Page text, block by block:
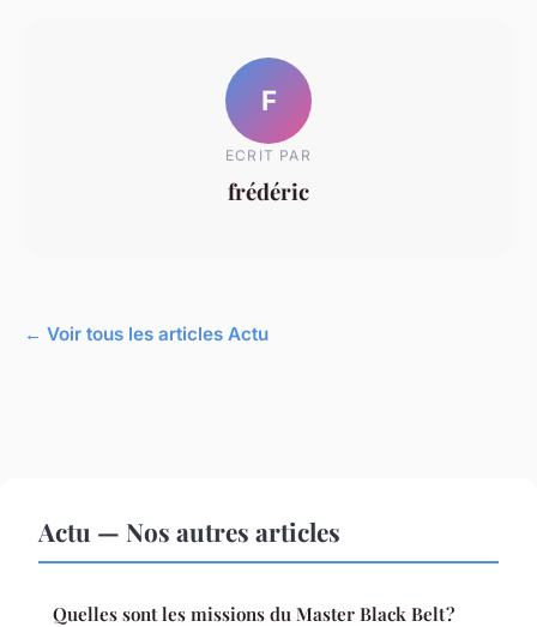
F
ECRIT PAR
frédéric
← Voir tous les articles Actu
Actu — Nos autres articles
Quelles sont les missions du Master Black Belt ?